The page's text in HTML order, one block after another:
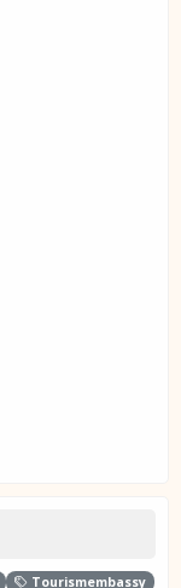
Tourismembassy